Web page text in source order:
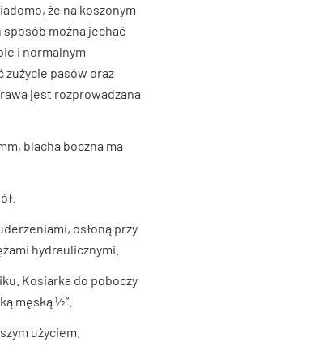
że na koszonym
sposób można jechać
i normalnym
zużycie pasów oraz
jest rozprowadzana
blacha boczna ma
osłoną przy
hydraulicznymi.
Kosiarka do poboczy
męską ½”.
użyciem.